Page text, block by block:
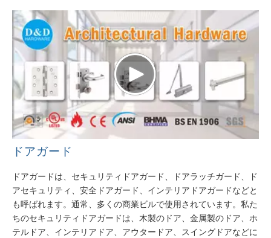
ドアガード
ドアガードは、セキュリティドアガード、ドアラッチガード、ド
アセキュリティ、安全ドアガード、インテリアドアガードなどと
も呼ばれます。通常、多くの商業ビルで使用されています。私た
ちのセキュリティドアガードは、木製のドア、金属製のドア、ホ
テルドア、インテリアドア、アウタードア、スイングドアなどに